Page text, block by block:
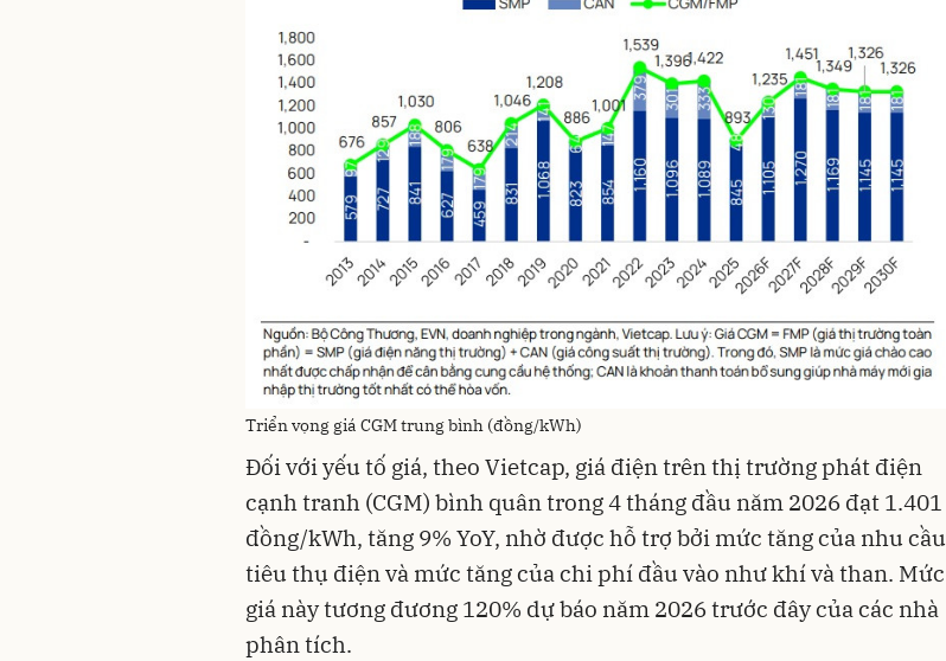
Triển vọng giá CGM trung bình (đồng/kWh)
Đối với yếu tố giá, theo Vietcap, giá điện trên thị trường phát điện
cạnh tranh (CGM) bình quân trong 4 tháng đầu năm 2026 đạt 1.401
đồng/kWh, tăng 9% YoY, nhờ được hỗ trợ bởi mức tăng của nhu cầu
tiêu thụ điện và mức tăng của chi phí đầu vào như khí và than. Mức
giá này tương đương 120% dự báo năm 2026 trước đây của các nhà
phân tích.